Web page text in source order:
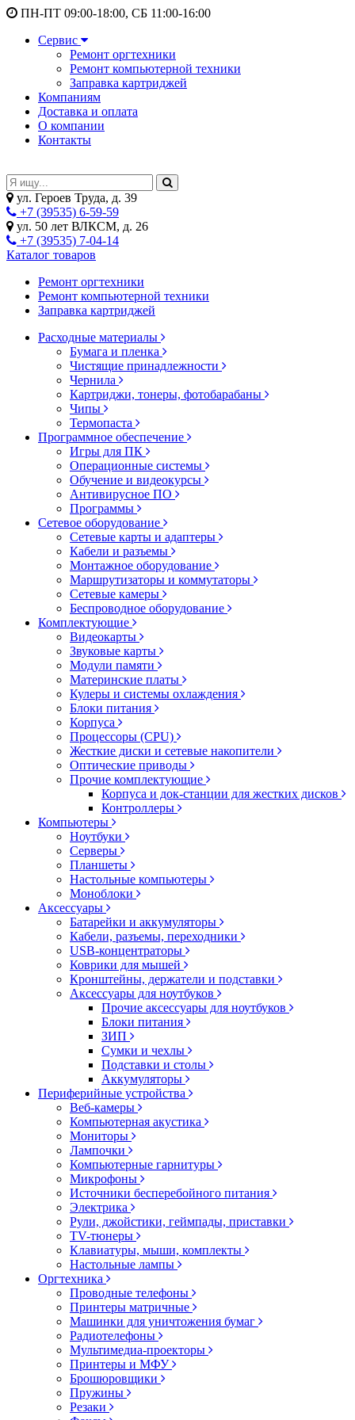
ПН-ПТ 09:00-18:00, СБ 11:00-16:00
Сервис
Ремонт оргтехники
Ремонт компьютерной техники
Заправка картриджей
Компаниям
Доставка и оплата
О компании
Контакты
ул. Героев Труда, д. 39
+7 (39535) 6-59-59
ул. 50 лет ВЛКСМ, д. 26
+7 (39535) 7-04-14
Каталог товаров
Ремонт оргтехники
Ремонт компьютерной техники
Заправка картриджей
Расходные материалы
Бумага и пленка
Чистящие принадлежности
Чернила
Картриджи, тонеры, фотобарабаны
Чипы
Термопаста
Программное обеспечение
Игры для ПК
Операционные системы
Обучение и видеокурсы
Антивирусное ПО
Программы
Сетевое оборудование
Сетевые карты и адаптеры
Кабели и разъемы
Монтажное оборудование
Маршрутизаторы и коммутаторы
Сетевые камеры
Беспроводное оборудование
Комплектующие
Видеокарты
Звуковые карты
Модули памяти
Материнские платы
Кулеры и системы охлаждения
Блоки питания
Корпуса
Процессоры (CPU)
Жесткие диски и сетевые накопители
Оптические приводы
Прочие комплектующие
Корпуса и док-станции для жестких дисков
Контроллеры
Компьютеры
Ноутбуки
Серверы
Планшеты
Настольные компьютеры
Моноблоки
Аксессуары
Батарейки и аккумуляторы
Кабели, разъемы, переходники
USB-концентраторы
Коврики для мышей
Кронштейны, держатели и подставки
Аксессуары для ноутбуков
Прочие аксессуары для ноутбуков
Блоки питания
ЗИП
Сумки и чехлы
Подставки и столы
Аккумуляторы
Периферийные устройства
Веб-камеры
Компьютерная акустика
Мониторы
Лампочки
Компьютерные гарнитуры
Микрофоны
Источники бесперебойного питания
Электрика
Рули, джойстики, геймпады, приставки
TV-тюнеры
Клавиатуры, мыши, комплекты
Настольные лампы
Оргтехника
Проводные телефоны
Принтеры матричные
Машинки для уничтожения бумаг
Радиотелефоны
Мультимедиа-проекторы
Принтеры и МФУ
Брошюровщики
Пружины
Резаки